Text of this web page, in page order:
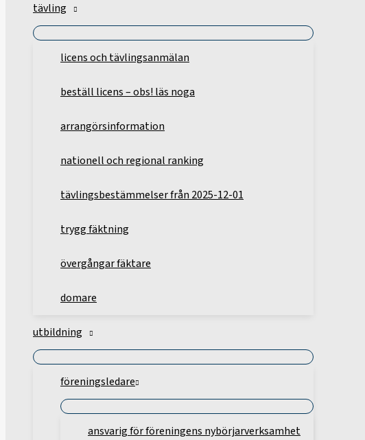
tävling
licens och tävlingsanmälan
beställ licens – obs! läs noga
arrangörsinformation
nationell och regional ranking
tävlingsbestämmelser från 2025-12-01
trygg fäktning
övergångar fäktare
domare
utbildning
föreningsledare
ansvarig för föreningens nybörjarverksamhet